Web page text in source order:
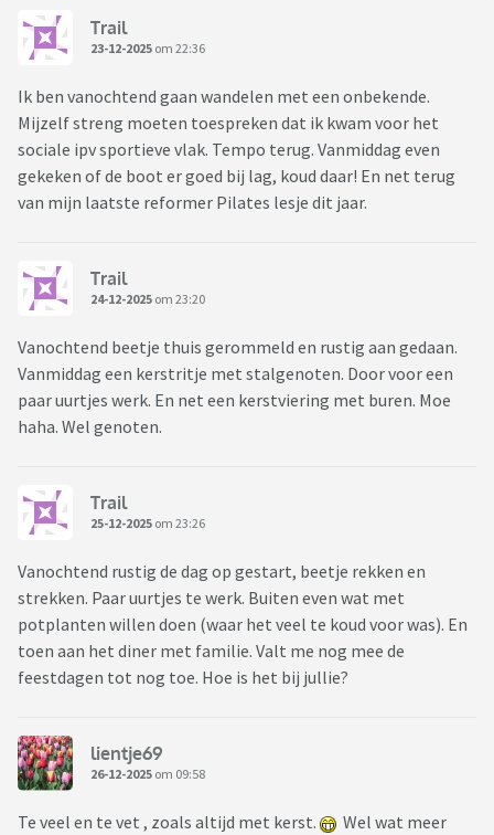
Trail
23-12-2025 om 22:36
Ik ben vanochtend gaan wandelen met een onbekende.
Mijzelf streng moeten toespreken dat ik kwam voor het
sociale ipv sportieve vlak. Tempo terug. Vanmiddag even
gekeken of de boot er goed bij lag, koud daar! En net terug
van mijn laatste reformer Pilates lesje dit jaar.
Trail
24-12-2025 om 23:20
Vanochtend beetje thuis gerommeld en rustig aan gedaan.
Vanmiddag een kerstritje met stalgenoten. Door voor een
paar uurtjes werk. En net een kerstviering met buren. Moe
haha. Wel genoten.
Trail
25-12-2025 om 23:26
Vanochtend rustig de dag op gestart, beetje rekken en
strekken. Paar uurtjes te werk. Buiten even wat met
potplanten willen doen (waar het veel te koud voor was). En
toen aan het diner met familie. Valt me nog mee de
feestdagen tot nog toe. Hoe is het bij jullie?
lientje69
26-12-2025 om 09:58
Te veel en te vet , zoals altijd met kerst.
Wel wat meer